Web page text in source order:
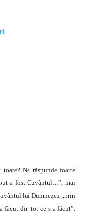
Ne răspunde foarte
a fost Cuvântul…”, mai
lui Dumnezeu „prin
făcut din tot ce s-a făcut”.